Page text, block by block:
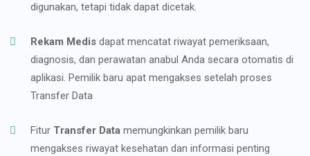
digunakan, tetapi tidak dapat dicetak.
Rekam Medis dapat mencatat riwayat pemeriksaan,
diagnosis, dan perawatan anabul Anda secara otomatis di
aplikasi. Pemilik baru apat mengakses setelah proses
Transfer Data
Fitur Transfer Data memungkinkan pemilik baru
mengakses riwayat kesehatan dan informasi penting